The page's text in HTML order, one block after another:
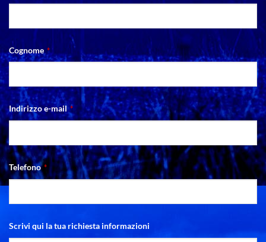
Cognome *
Indirizzo e-mail *
Telefono *
Scrivi qui la tua richiesta informazioni